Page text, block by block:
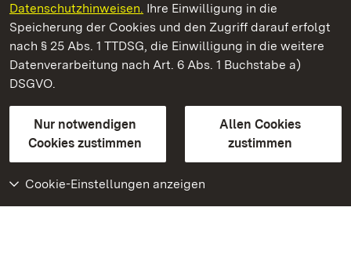
Datenschutzhinweisen. Ihre Einwilligung in die
Speicherung der Cookies und den Zugriff darauf erfolgt
nach § 25 Abs. 1 TTDSG, die Einwilligung in die weitere
Datenverarbeitung nach Art. 6 Abs. 1 Buchstabe a)
DSGVO.
Nur notwendigen
Cookies zustimmen
Allen Cookies
zustimmen
Cookie-Einstellungen anzeigen
Staatliche Schlösser und Gärten Baden‑Württemberg
Staatliche Schlösser und Gärten Baden-Württemberg
Kontakt
GebärdenspracheLeichte Sprache
Erklärung zur Barrierefreiheit
BITV-konform (geprüfte Seiten)
Weiteres